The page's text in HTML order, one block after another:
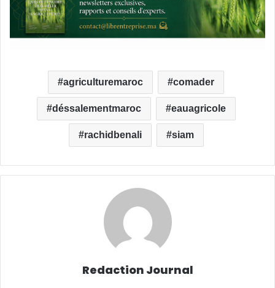
agriculturemaroc comader
déssalementmaroc eauagricole
rachidbenali siam
Redaction Journal